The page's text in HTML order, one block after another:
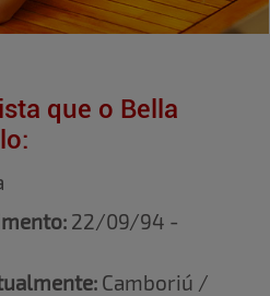
que o Bella
22/09/94 -
Camboriú /